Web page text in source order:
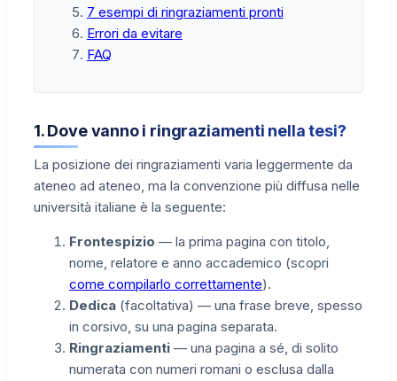
7 esempi di ringraziamenti pronti
Errori da evitare
FAQ
1. Dove vanno i ringraziamenti nella tesi?
La posizione dei ringraziamenti varia leggermente da
ateneo ad ateneo, ma la convenzione più diffusa nelle
università italiane è la seguente:
Frontespizio — la prima pagina con titolo,
nome, relatore e anno accademico (scopri
come compilarlo correttamente).
Dedica (facoltativa) — una frase breve, spesso
in corsivo, su una pagina separata.
Ringraziamenti — una pagina a sé, di solito
numerata con numeri romani o esclusa dalla